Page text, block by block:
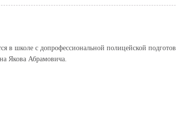
в школе с допрофессиональной полицейской
Якова Абрамовича.